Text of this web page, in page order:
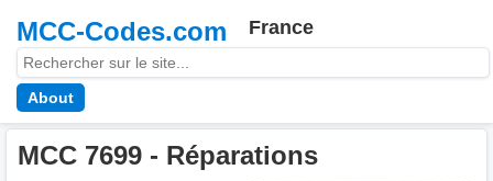
MCC-Codes.com France
About
MCC 7699 - Réparations